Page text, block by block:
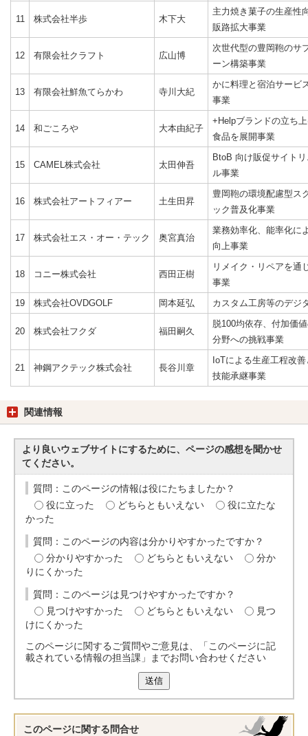
11 株式会社半歩 木下大
主力焼き菓子の生産性
販路拡大事業
12 有限会社クラフト 広山博
次世代型の豊岡鞄のサ
ーン構築事業
13 有限会社鮮魚てらかわ 寺川大紀
かに料理と宿泊サービ
事業
14 和ごころや 大本由紀子
+Helpブランドの立ち
食品を展開事業
15 CAMEL株式会社 太田伸吾
BtoB 向け販促サイト
ル事業
16 株式会社アートフィアー 土生田昇
豊岡鞄の環境配慮型ス
ック普及化事業
17 株式会社エス・オー・テック 奥宮真治
業務効率化、能率化に
向上事業
18 コニー株式会社 西田正樹
リメイク・リペアを通
事業
19
株式会社OVDGOLF 岡本延弘 カスタム工房等のデジ
20 株式会社フクダ 福田嗣久
脱100均依存、付加価
分野への挑戦事業
21 神鋼アクテック株式会社 長谷川章
IoTによる生産工程改
技能承継事業
関連情報
より良いウェブサイトにするために、ページの感想を聞かせ
てください。
質問：このページの情報は役にたちましたか？
役に立った
どちらともいえない
役に立たな
かった
質問：このページの内容は分かりやすかったですか？
分かりやすかった
どちらともいえない
分か
りにくかった
質問：このページは見つけやすかったですか？
見つけやすかった
どちらともいえない
見つ
けにくかった
このページに関するご質問やご意見は、「このページに記
載されている情報の担当課」までお問い合わせください
送信
このページに関する 問合せ